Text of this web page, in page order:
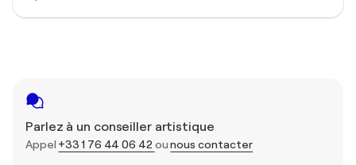
Parlez à un conseiller artistique
Appel +33 1 76 44 06 42ounous contacter